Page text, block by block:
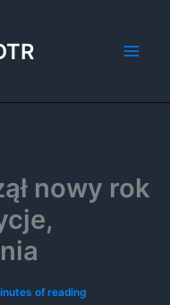
nowy rok
of reading